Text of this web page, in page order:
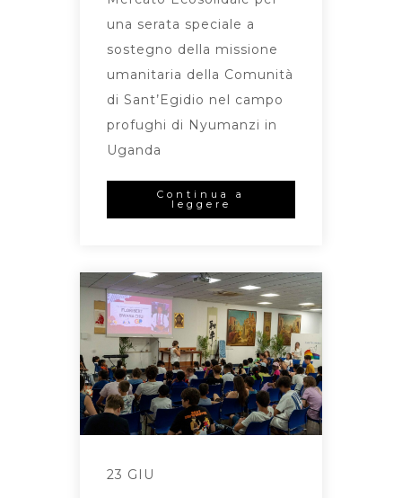
una serata speciale a
sostegno della missione
umanitaria della Comunità
di Sant’Egidio nel campo
profughi di Nyumanzi in
Uganda
Continua a
leggere
23 GIU